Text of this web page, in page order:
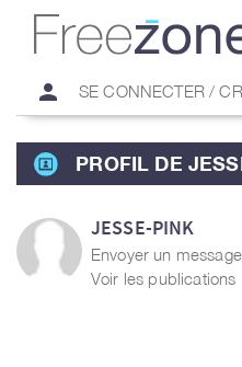
person SE CONNECTER /
PROFIL DE
JESSE-PINK
Envoyer un message
Voir les publications